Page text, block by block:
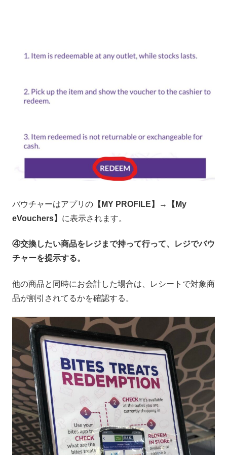
バウチャーはアプリの 【MY PROFILE】 →
【My
eVouchers】 に表示されます。
④交換したい商品をレジまで持って行って、レジでバウ
チャーを提示する。
他の商品と同時にお会計した場合は、レシートで対象商
品が割引されてるかを確認する。